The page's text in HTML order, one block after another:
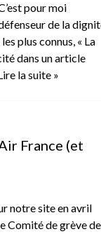
pour moi
de la
plus connus, « La
dans un article
la suite »
France (et
notre site en avril
Comité de grève de